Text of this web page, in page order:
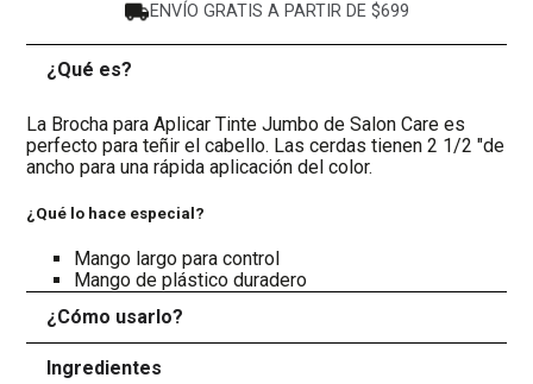
ENVÍO GRATIS A PARTIR DE $699
¿Qué es?
La Brocha para Aplicar Tinte Jumbo de Salon Care es
perfecto para teñir el cabello. Las cerdas tienen 2 1/2 "de
ancho para una rápida aplicación del color.
¿Qué lo hace especial?
Mango largo para control
Mango de plástico duradero
¿Cómo usarlo?
Ingredientes